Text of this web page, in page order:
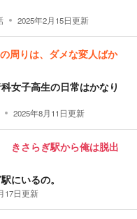
2025年2月15日更新
周りは、ダメな変人ばか
女子高生の日常はかなり
2025年8月11日更新
きさらぎ駅から俺は脱出
にいるの。
17日更新